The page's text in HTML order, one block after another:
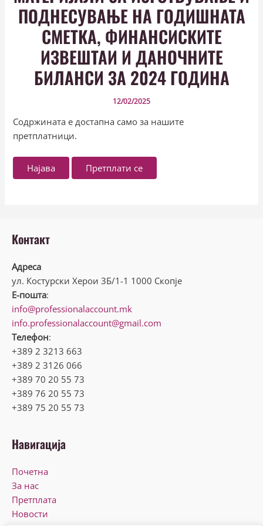
ПОДНЕСУВАЊЕ НА ГОДИШНАТА
СМЕТКА, ФИНАНСИСКИТЕ
ИЗВЕШТАИ И ДАНОЧНИТЕ
БИЛАНСИ ЗА 2024 ГОДИНА
12/02/2025
Содржината е достапна само за нашите
претплатници.
Најава Претплати се
Контакт
Адреса
ул. Костурски Херои 3Б/1-1 1000 Скопје
Е-пошта:
info@professionalaccount.mk
info.professionalaccount@gmail.com
Телефон:
+389 2 3213 663
+389 2 3126 066
+389 70 20 55 73
+389 76 20 55 73
+389 75 20 55 73
Навигација
Почетна
За нас
Претплата
Новости